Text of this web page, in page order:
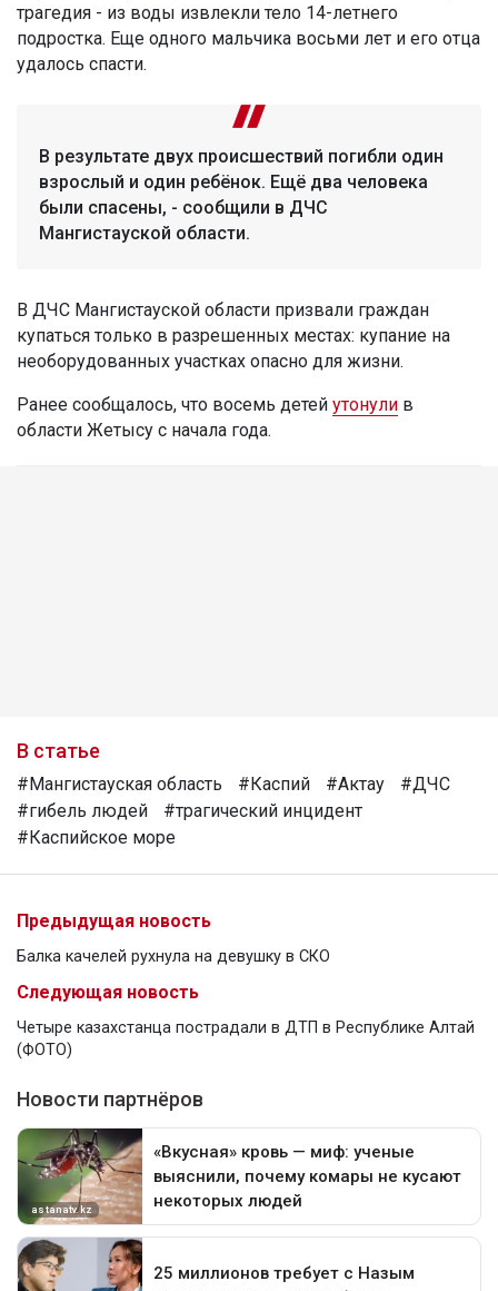
трагедия - из воды извлекли тело 14-летнего
подростка. Еще одного мальчика восьми лет и его отца
удалось спасти.
В результате двух происшествий погибли один
взрослый и один ребёнок. Ещё два человека
были спасены, - сообщили в ДЧС
Мангистауской области.
В ДЧС Мангистауской области призвали граждан
купаться только в разрешенных местах: купание на
необорудованных участках опасно для жизни.
Ранее сообщалось, что восемь детей утонули в
области Жетысу с начала года.
В статье
#Мангистауская область #Каспий #Актау
#ДЧС
#гибель людей
#трагический инцидент
#Каспийское море
Предыдущая новость
Балка качелей рухнула на девушку в СКО
Следующая новость
Четыре казахстанца пострадали в ДТП в Республике Алтай
(ФОТО)